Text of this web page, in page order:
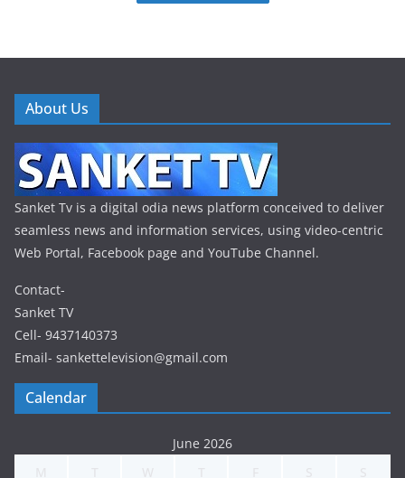
About Us
Sanket Tv is a digital odia news platform conceived to deliver
seamless news and information services, using video-centric
Web Portal, Facebook page and YouTube Channel.
Contact-
Sanket TV
Cell- 9437140373
Email- sankettelevision@gmail.com
Calendar
June 2026